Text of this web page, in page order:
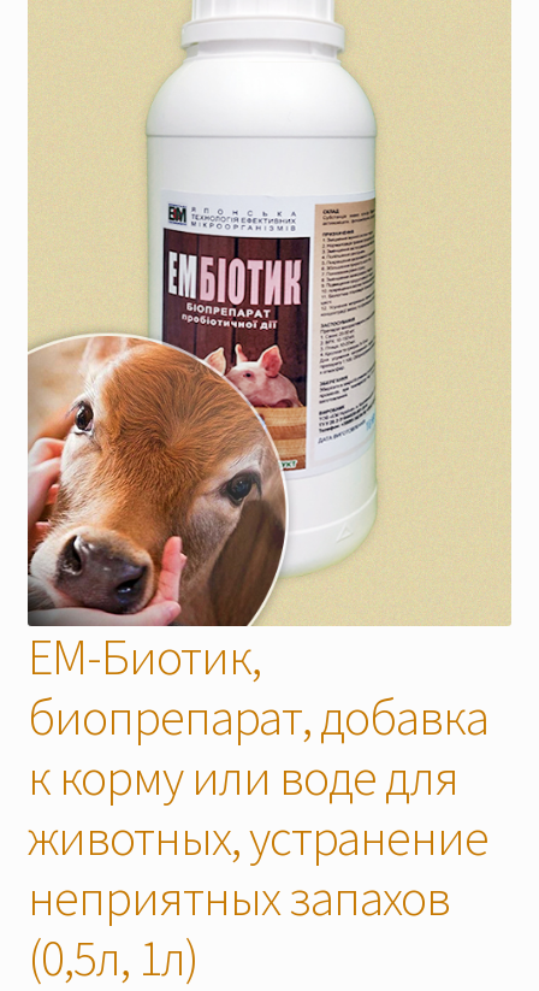
Оплата и доставка
Отправить сообщение
Мы в соцсетях
Скидки
ЕМ-Биотик,
биопрепарат, добавка
к корму или воде для
животных, устранение
неприятных запахов
(0,5л, 1л)